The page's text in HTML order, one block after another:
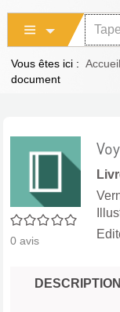
Vous êtes ici : Accueil
document
0/5
0 avis
DESCRIPTION